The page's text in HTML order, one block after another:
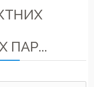
ПАР...